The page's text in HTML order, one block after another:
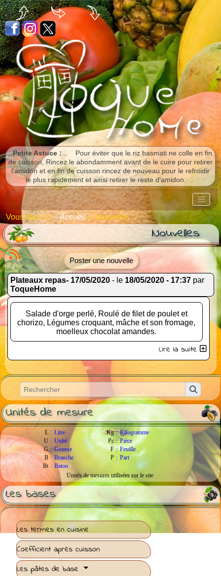
Petite Astuce :
Pour éviter que le riz basmati ne colle en fin
de cuisson, Rincez le abondamment avant de le cuire pour retirer
l'amidon et en fin de cuisson rincez de nouveau pour le refroidir
le plus rapidement et ainsi retirer le reste d'amidon.
Vous êtes ici :Accueil»Nouvelles
Unités de mesure
L : Litre Kg : Kilogramme
U : Unité Pc : Pièce
G : Gousse F : Feuille
B : Branche P : Part
Bt : Baton
Unités de mesures utilisées sur le site
Les bases
Les termes en cuisine
Coefficient après cuisson
Les pâtes de base
Nouvelles
Poster une nouvelle
Plateaux repas- 17/05/2020 - le 18/05/2020 - 17:37par
ToqueHome
Salade d'orge perlé, Roulé de filet de poulet et
chorizo, Légumes croquant, mâche et son fromage,
moelleux chocolat amandes.
Confectionner dans des contenant en carton et
plastique recyclé ainsi que des coupelles en
matériaux biodégradable.
Lire la suite
Panneau de gestion des cookies